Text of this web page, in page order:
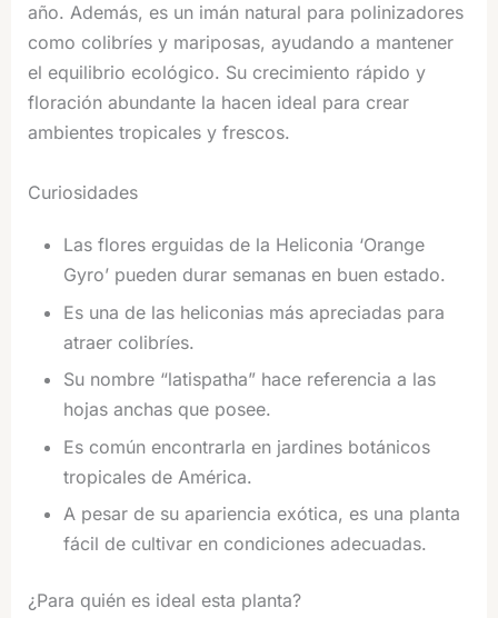
año. Además, es un imán natural para polinizadores
como colibríes y mariposas, ayudando a mantener
el equilibrio ecológico. Su crecimiento rápido y
floración abundante la hacen ideal para crear
ambientes tropicales y frescos.
Curiosidades
Las flores erguidas de la Heliconia ‘Orange
Gyro’ pueden durar semanas en buen estado.
Es una de las heliconias más apreciadas para
atraer colibríes.
Su nombre “latispatha” hace referencia a las
hojas anchas que posee.
Es común encontrarla en jardines botánicos
tropicales de América.
A pesar de su apariencia exótica, es una planta
fácil de cultivar en condiciones adecuadas.
¿Para quién es ideal esta planta?